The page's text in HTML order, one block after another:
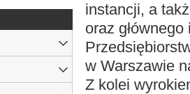
instancji, a
oraz
w Warszawie
Z kolei